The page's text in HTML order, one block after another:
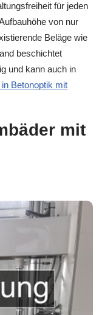
für jeden
von nur
Beläge wie
beschichtet
und kann auch in
Betonoptik mit
mit